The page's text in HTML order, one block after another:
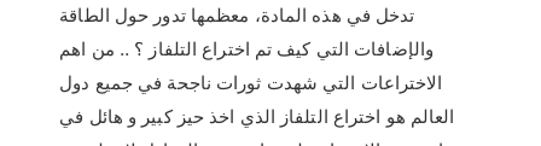
تدخل في هذه المادة، معظمها تدور حول الطاقة
والإضافات التي كيف تم اختراع التلفاز ؟ .. من اهم
الاختراعات التي شهدت ثورات ناجحة في جميع دول
العالم هو اختراع التلفاز الذي اخذ حيز كبير و هائل في